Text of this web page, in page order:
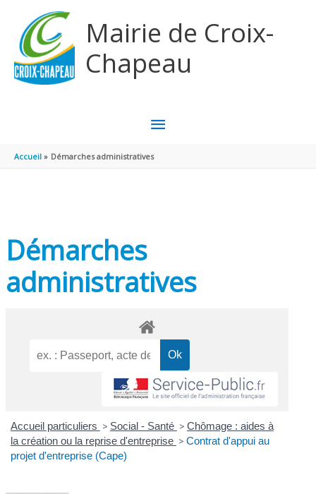
Mairie de Croix-
Chapeau
MENU
PRINCIPAL
Accueil Démarches administratives
Démarches
administratives
Accueil particuliers > Social - Santé > Chômage : aides à
la création ou la reprise d'entreprise > Contrat d'appui au
projet d'entreprise (Cape)